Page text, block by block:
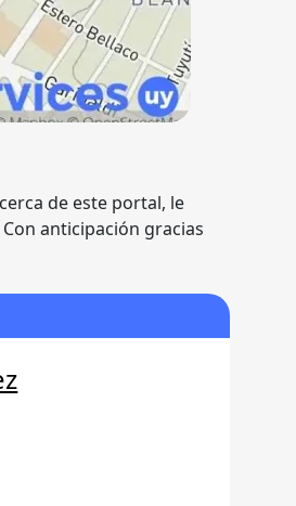
de este portal, le
anticipación gracias